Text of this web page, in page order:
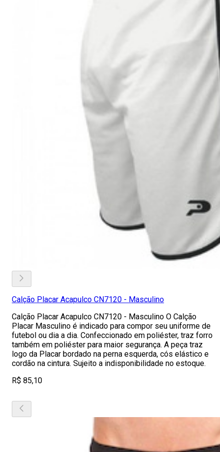
Calção Placar Acapulco CN7120 - Masculino
Calção Placar Acapulco CN7120 - Masculino O Calção
Placar Masculino é indicado para compor seu uniforme de
futebol ou dia a dia. Confeccionado em poliéster, traz forro
também em poliéster para maior segurança. A peça traz
logo da Placar bordado na perna esquerda, cós elástico e
cordão na cintura. Sujeito a indisponibilidade no estoque.
R$ 85,10